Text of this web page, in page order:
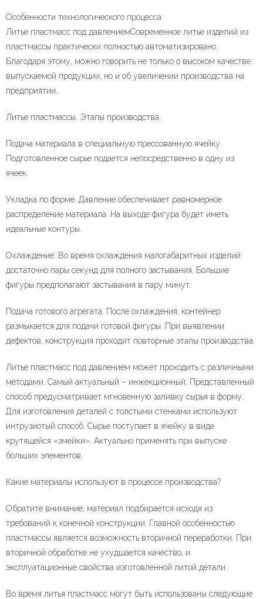
Особенности технологического процесса
Литье пластмасс под давлениемСовременное литье изделий из
пластмассы практически полностью автоматизировано.
Благодаря этому, можно говорить не только о высоком качестве
выпускаемой продукции, но и об увеличении производства на
предприятии.
Литье пластмассы. Этапы производства:
Подача материала в специальную прессованную ячейку.
Подготовленное сырье подается непосредственно в одну из
ячеек.
Укладка по форме. Давление обеспечивает равномерное
распределение материала. На выходе фигура будет иметь
идеальные контуры.
Охлаждение. Во время охлаждения малогабаритных изделий
достаточно пары секунд для полного застывания. Большие
фигуры предполагают застывания в пару минут.
Подача готового агрегата. После охлаждения, контейнер
размыкается для подачи готовой фигуры. При выявлении
дефектов, конструкция проходит повторные этапы производства.
Литье пластмасс под давлением может проходить с различными
методами. Самый актуальный – инжекционный. Представленный
способ предусматривает мгновенную заливку сырья в форму.
Для изготовления деталей с толстыми стенками используют
интрузиотый способ. Сырье поступает в ячейку в виде
крутящейся «змейки». Актуально применять при выпуске
больших элементов.
Какие материалы используют в процессе производства?
Обратите внимание, материал подбирается исходя из
требований к конечной конструкции. Главной особенностью
пластмассы является возможность вторичной переработки. При
вторичной обработке не ухудшается качество, и
эксплуатационные свойства изготовленной литой детали.
Во время литья пластмасс могут быть использованы следующие